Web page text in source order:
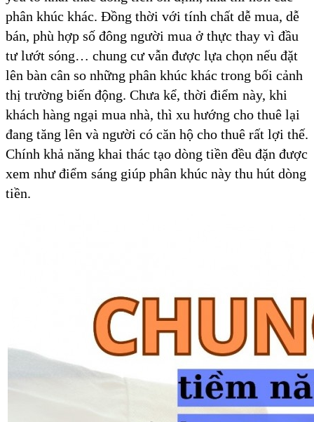
phân khúc khác. Đồng thời với tính chất dễ mua, dễ
bán, phù hợp số đông người mua ở thực thay vì đầu
tư lướt sóng… chung cư vẫn được lựa chọn nếu đặt
lên bàn cân so những phân khúc khác trong bối cảnh
thị trường biến động. Chưa kể, thời điểm này, khi
khách hàng ngại mua nhà, thì xu hướng cho thuê lại
đang tăng lên và người có căn hộ cho thuê rất lợi thế.
Chính khả năng khai thác tạo dòng tiền đều đặn được
xem như điểm sáng giúp phân khúc này thu hút dòng
tiền.